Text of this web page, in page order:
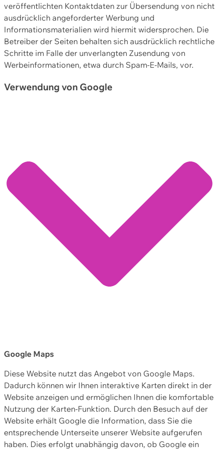
veröffentlichten Kontaktdaten zur Übersendung von nicht
ausdrücklich angeforderter Werbung und
Informationsmaterialien wird hiermit widersprochen. Die
Betreiber der Seiten behalten sich ausdrücklich rechtliche
Schritte im Falle der unverlangten Zusendung von
Werbeinformationen, etwa durch Spam-E-Mails, vor.
Verwendung von Google
Google Maps
Diese Website nutzt das Angebot von Google Maps.
Dadurch können wir Ihnen interaktive Karten direkt in der
Website anzeigen und ermöglichen Ihnen die komfortable
Nutzung der Karten-Funktion. Durch den Besuch auf der
Website erhält Google die Information, dass Sie die
entsprechende Unterseite unserer Website aufgerufen
haben. Dies erfolgt unabhängig davon, ob Google ein